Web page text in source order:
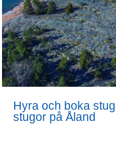
Hyra och boka
stugor på Åland